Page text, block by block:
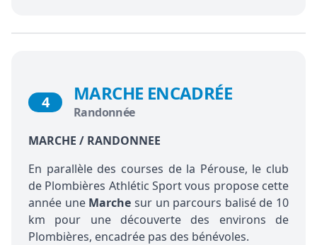
4 MARCHE ENCADRÉE
Randonnée
MARCHE / RANDONNEE
En parallèle des courses de la Pérouse, le club
de Plombières Athlétic Sport vous propose cette
année une Marche sur un parcours balisé de 10
km pour une découverte des environs de
Plombières, encadrée pas des bénévoles.